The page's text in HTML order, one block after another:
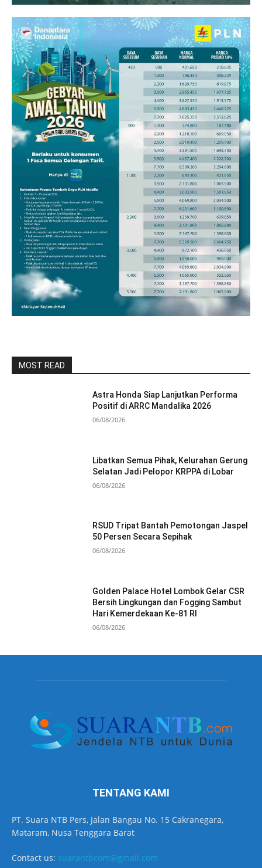
MOST READ
Astra Honda Siap Lanjutkan Performa
Positif di ARRC Mandalika 2026
06/08/2026
Libatkan Semua Pihak, Kelurahan Gerung
Selatan Jadi Pelopor KRPPA di Lobar
06/08/2026
RSUD Tripat Bantah Pemotongan Jaspel
50 Persen Secara Sepihak
06/08/2026
Golden Palace Hotel Lombok Gelar CSR
Bersih Lingkungan dan Fogging Sambut
Hari Kemerdekaan Ke-81 RI
06/08/2026
TENTANG KAMI
PT. Suara NTB Pers, Jalan Bangau No. 15 Cakranegara,
Mataram, Nusa Tenggara Barat
Contact us: suarantbcom@gmail.com